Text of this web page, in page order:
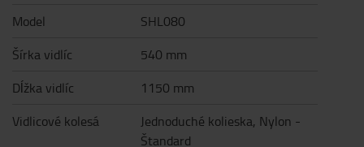
Model
SHL080
Šírka vidlíc
540 mm
Dĺžka vidlíc
1150 mm
Vidlicové kolesá
Jednoduché kolieska, Nylon -
Štandard